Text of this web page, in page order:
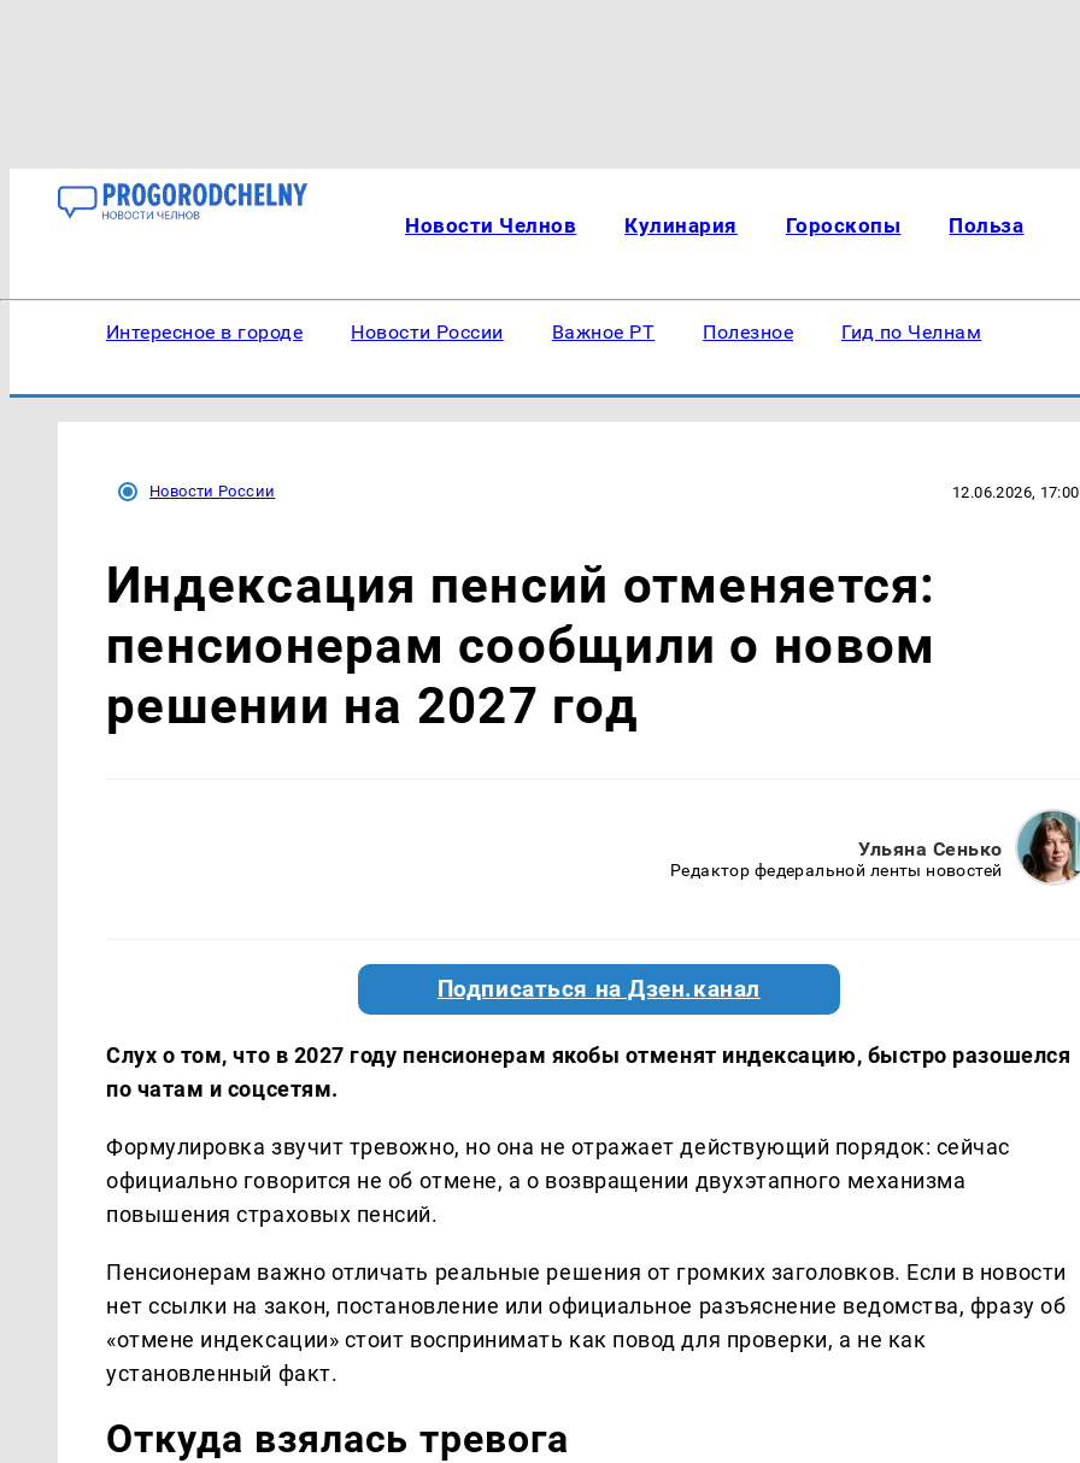
Новости Челнов Кулинария Гороскопы Польза
Интересное в городе Новости России Важное РТ Полезное Гид по Челнам
Новости России 12.06.2026, 17:00
Индексация пенсий отменяется:
пенсионерам сообщили о новом
решении на 2027 год
Ульяна Сенько
Редактор федеральной ленты новостей
Подписаться на Дзен.канал
Слух о том, что в 2027 году пенсионерам якобы отменят индексацию, быстро разошелся
по чатам и соцсетям.
Формулировка звучит тревожно, но она не отражает действующий порядок: сейчас
официально говорится не об отмене, а о возвращении двухэтапного механизма
повышения страховых пенсий.
Пенсионерам важно отличать реальные решения от громких заголовков. Если в новости
нет ссылки на закон, постановление или официальное разъяснение ведомства, фразу об
«отмене индексации» стоит воспринимать как повод для проверки, а не как
установленный факт.
Откуда взялась тревога